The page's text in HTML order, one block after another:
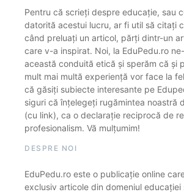
Pentru că scrieți despre educație, sau
datorită acestui lucru, ar fi util să citați
când preluați un articol, părți dintr-un
care v-a inspirat. Noi, la EduPedu.ro
această conduită etică și sperăm că și
mult mai multă experiență vor face la
că găsiți subiecte interesante pe
siguri că înțelegeți rugămintea noastră
(cu link), ca o declarație reciprocă de
profesionalism. Vă mulțumim!
DESPRE NOI
EduPedu.ro este o publicație online
exclusiv articole din domeniul educației